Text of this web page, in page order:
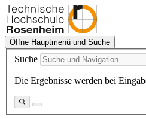
Öffne Hauptmenü und Suche
Suche
Die Ergebnisse werden bei